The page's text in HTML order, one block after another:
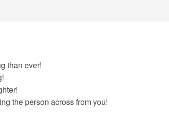
than ever!
the person across from you!